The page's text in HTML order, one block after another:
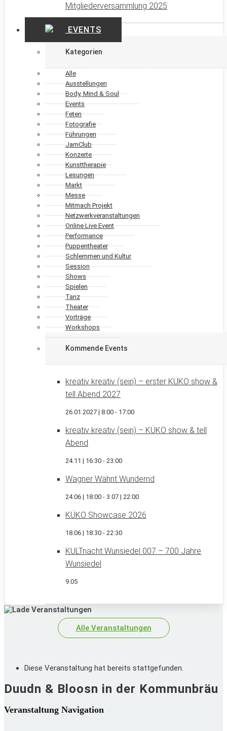
Mitgliederversammlung 2025
EVENTS
Kategorien
Alle
Ausstellungen
Body, Mind & Soul
Events
Feten
Fotografie
Führungen
JamClub
Konzerte
Kunsttherapie
Lesungen
Markt
Messe
Mitmach Projekt
Netzwerkveranstaltungen
Online Live Event
Performance
Puppentheater
Schlemmen und Kultur
Session
Shows
Spielen
Tanz
Theater
Vorträge
Workshops
Kommende Events
kreativ kreativ (sein) – erster KÜKO show &
tell Abend 2027
26.01.2027 | 8:00 - 17:00
kreativ kreativ (sein) – KÜKO show & tell
Abend
24.11 | 16:30 - 23:00
Wagner Wähnt Wundernd
24.06 | 18:00 - 3.07 | 22:00
KÜKO Showcase 2026
18.06 | 18:30 - 22:30
KULTnacht Wunsiedel 007 – 700 Jahre
Wunsiedel
9.05
Alle Veranstaltungen
Diese Veranstaltung hat bereits stattgefunden.
Duudn & Bloosn in der Kommunbräu
Veranstaltung Navigation